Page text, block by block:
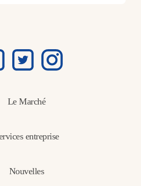
Le Marché
entreprise
Nouvelles